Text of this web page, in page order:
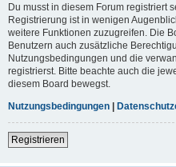
Du musst in diesem Forum registriert
Registrierung ist in wenigen
weitere Funktionen zuzugreifen. Die
Benutzern auch zusätzliche
Nutzungsbedingungen und die
registrierst. Bitte beachte auch die
diesem Board bewegst.
Nutzungsbedingungen |
Registrieren